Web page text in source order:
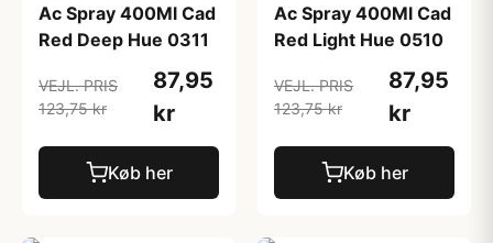
Ac Spray 400Ml Cad
Red Deep Hue 0311
VEJL. PRIS
123,75 kr
87,95
kr
Køb her
Ac Spray 400Ml Cad
Red Light Hue 0510
VEJL. PRIS
123,75 kr
87,95
kr
Køb her